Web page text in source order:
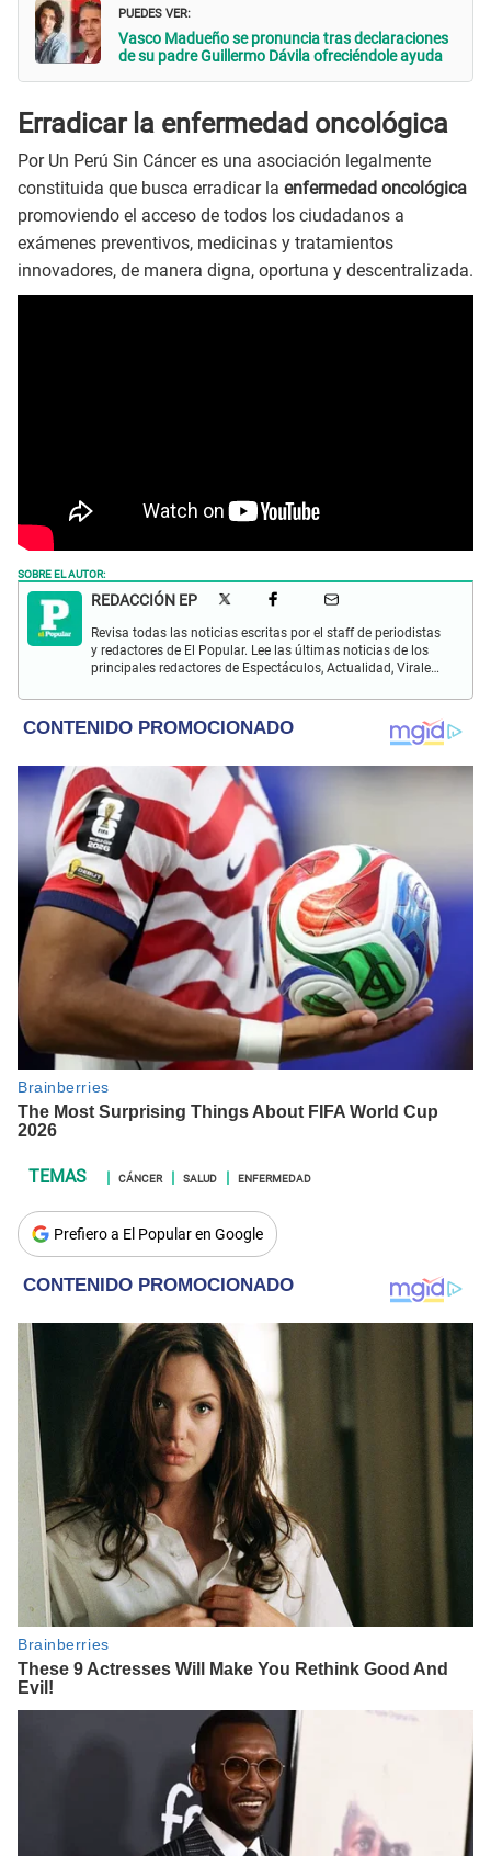
PUEDES VER:
Vasco Madueño se pronuncia tras declaraciones
de su padre Guillermo Dávila ofreciéndole ayuda
Erradicar la enfermedad oncológica
Por Un Perú Sin Cáncer es una asociación legalmente
constituida que busca erradicar la enfermedad oncológica
promoviendo el acceso de todos los ciudadanos a
exámenes preventivos, medicinas y tratamientos
innovadores, de manera digna, oportuna y descentralizada.
SOBRE EL AUTOR:
REDACCIÓN EP
Revisa todas las noticias escritas por el staff de periodistas
y redactores de El Popular. Lee las últimas noticias de los
principales redactores de Espectáculos, Actualidad, Virales,
CÁNCER SALUD ENFERMEDAD
Prefiero a El Popular en Google